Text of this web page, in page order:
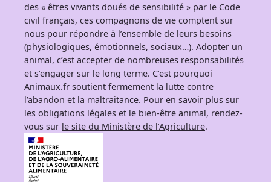
des « êtres vivants doués de sensibilité » par le Code
civil français, ces compagnons de vie comptent sur
nous pour répondre à l’ensemble de leurs besoins
(physiologiques, émotionnels, sociaux…). Adopter un
animal, c’est accepter de nombreuses responsabilités
et s’engager sur le long terme. C’est pourquoi
Animaux.fr soutient fermement la lutte contre
l’abandon et la maltraitance. Pour en savoir plus sur
les obligations légales et le bien-être animal, rendez-
vous sur le site du Ministère de l’Agriculture.